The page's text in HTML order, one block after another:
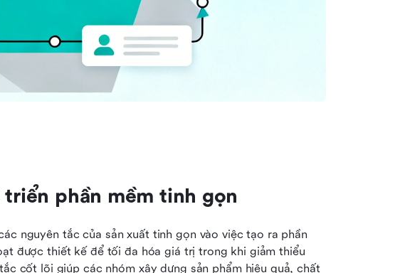
phần mềm tinh gọn
nguyên tắc của sản xuất tinh gọn vào việc tạo ra phần
được thiết kế để tối đa hóa giá trị trong khi giảm thiểu
cốt lõi giúp các nhóm xây dựng sản phẩm hiệu quả, chất